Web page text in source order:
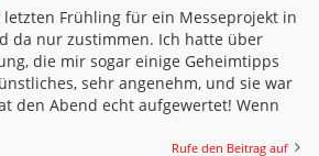
letzten Frühling für ein Messeprojekt in
da nur zustimmen. Ich hatte über
die mir sogar einige Geheimtipps
sehr angenehm, und sie war
den Abend echt aufgewertet! Wenn
Rufe den Beitrag auf